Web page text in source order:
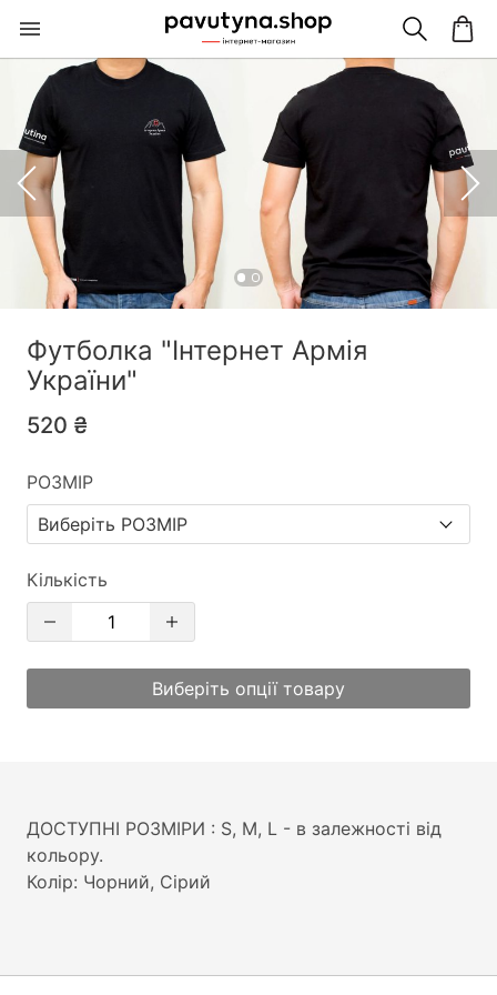
Футболка "Інтернет Армія
України"
520 ₴
РОЗМІР
Кількість
Виберіть опції товару
ДОСТУПНІ РОЗМІРИ : S, М, L - в залежності від
кольору.
Колір: Чорний, Сірий